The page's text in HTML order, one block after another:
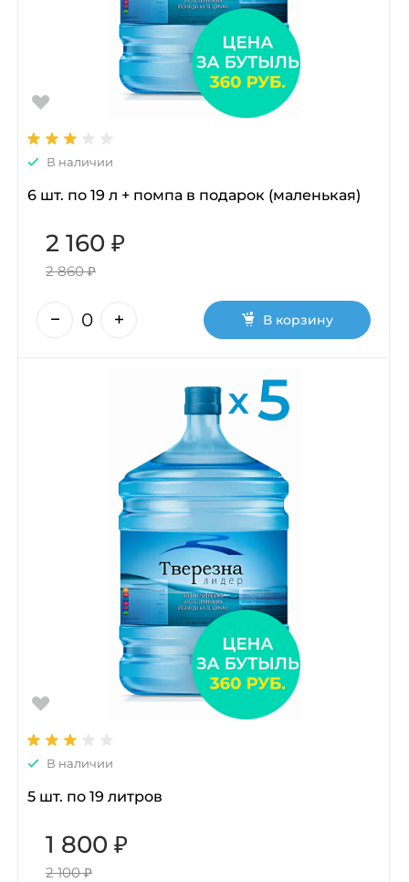
В наличии
6 шт. по 19 л + помпа в подарок (маленькая)
2 160 ₽
2 860 ₽
В корзину
В наличии
5 шт. по 19 литров
1 800 ₽
2 100 ₽